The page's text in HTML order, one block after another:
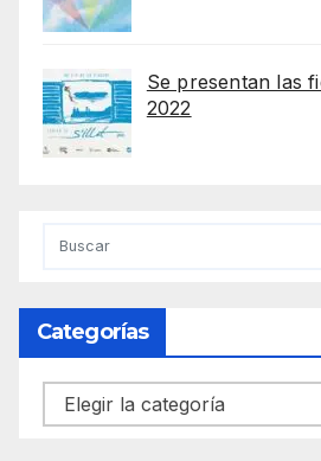
Se presentan las
2022
Categorías
Categorías